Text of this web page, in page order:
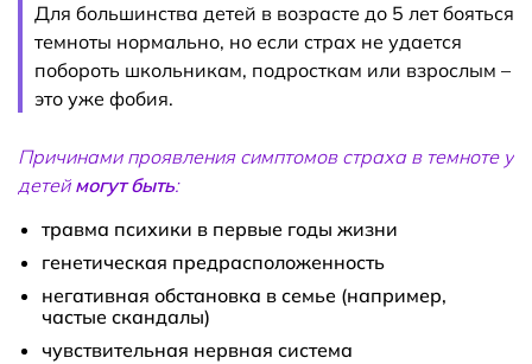
Для большинства детей в возрасте до 5 лет бояться
темноты нормально, но если страх не удается
побороть школьникам, подросткам или взрослым –
это уже фобия.
Причинами проявления симптомов страха в темноте у
детей могут быть:
травма психики в первые годы жизни
генетическая предрасположенность
негативная обстановка в семье (например,
частые скандалы)
чувствительная нервная система